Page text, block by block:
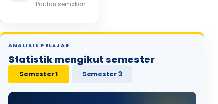
Pautan semakan
ANALISIS PELAJAR
Statistik mengikut semester
Semester 1 Semester 3